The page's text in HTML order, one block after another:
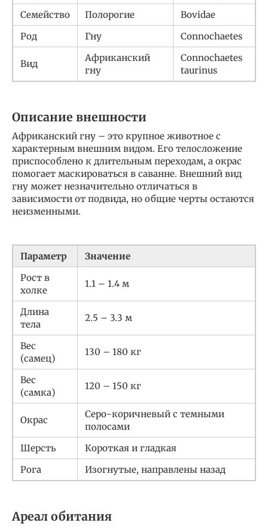
Семейство
Полорогие
Bovidae
Род
Гну Connochaetes
Вид
Африканский
гну
Connochaetes
taurinus
Описание внешности
Африканский гну – это крупное животное с
характерным внешним видом. Его телосложение
приспособлено к длительным переходам, а окрас
помогает маскироваться в саванне. Внешний вид
гну может незначительно отличаться в
зависимости от подвида, но общие черты остаются
неизменными.
Параметр
Значение
Рост в
холке
1.1 – 1.4 м
Длина
тела
2.5 – 3.3 м
Вес
(самец)
130 – 180 кг
Вес
(самка)
120 – 150 кг
Окрас
Серо-коричневый с темными
полосами
Шерсть
Короткая и гладкая
Рога
Изогнутые, направлены назад
Ареал обитания